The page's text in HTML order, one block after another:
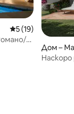
Средна оценка:
5 (19)
Дом –
Наскоро